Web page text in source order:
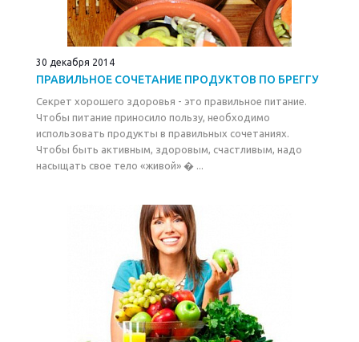
30 декабря 2014
ПРАВИЛЬНОЕ СОЧЕТАНИЕ ПРОДУКТОВ ПО БРЕГГУ
Секрет хорошего здоровья - это правильное питание.
Чтобы питание приносило пользу, необходимо
использовать продукты в правильных сочетаниях.
Чтобы быть активным, здоровым, счастливым, надо
насыщать свое тело «живой» � ...